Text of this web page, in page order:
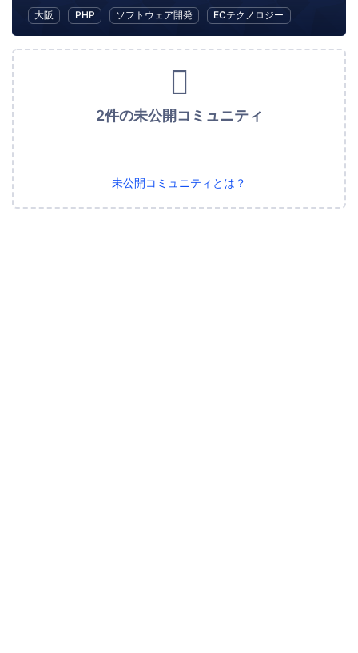
大阪 PHP ソフトウェア開発 ECテクノロジー
2件の未公開コミュニティ
未公開コミュニティとは？